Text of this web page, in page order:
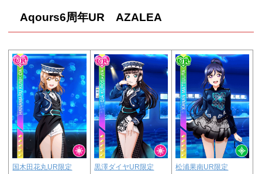
Aqours6周年UR AZALEA
国木田花丸UR限定 黒澤ダイヤUR限定 松浦果南UR限定